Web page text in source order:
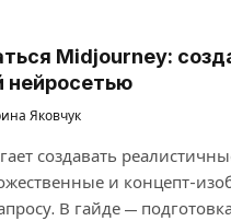
Midjourney:
нейросетью
Яковчук
создавать
и концепт-
В гайде —